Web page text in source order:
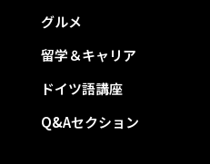
グルメ
留学＆キャリア
ドイツ語講座
Q&Aセクション